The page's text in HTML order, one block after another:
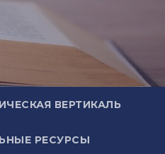
ВЕРТИКАЛЬ
РЕСУРСЫ